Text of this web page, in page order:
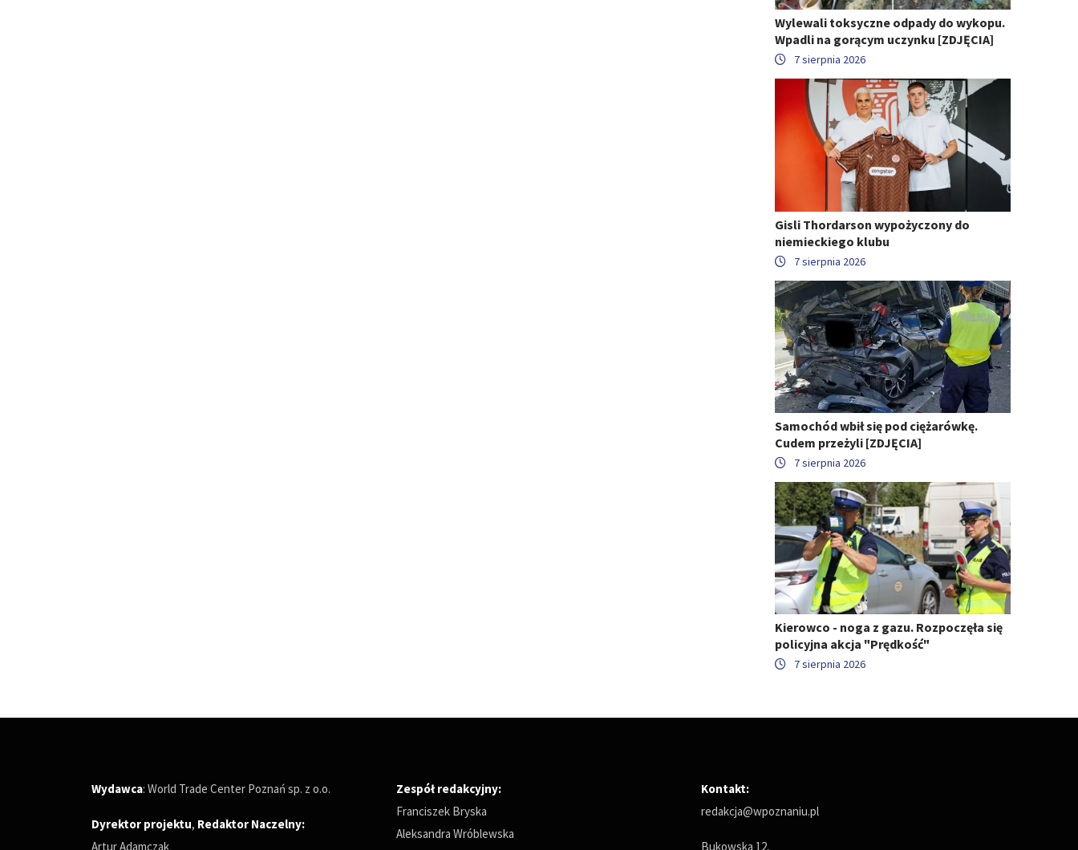
Wylewali toksyczne odpady do wykopu.
Wpadli na gorącym uczynku [ZDJĘCIA]
7 sierpnia 2026
Gisli Thordarson wypożyczony do
niemieckiego klubu
7 sierpnia 2026
Samochód wbił się pod ciężarówkę.
Cudem przeżyli [ZDJĘCIA]
7 sierpnia 2026
Kierowco - noga z gazu. Rozpoczęła się
policyjna akcja "Prędkość"
7 sierpnia 2026
Wydawca: World Trade Center Poznań sp. z o.o.
Dyrektor projektu, Redaktor Naczelny:
Artur Adamczak
Zespół redakcyjny:
Franciszek Bryska
Aleksandra Wróblewska
Kontakt:
redakcja@wpoznaniu.pl
Bukowska 12,